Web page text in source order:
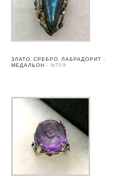
ЗЛАТО, СРЕБРО, ЛАБРАДОРИТ –
МЕДАЛЬОН – N759